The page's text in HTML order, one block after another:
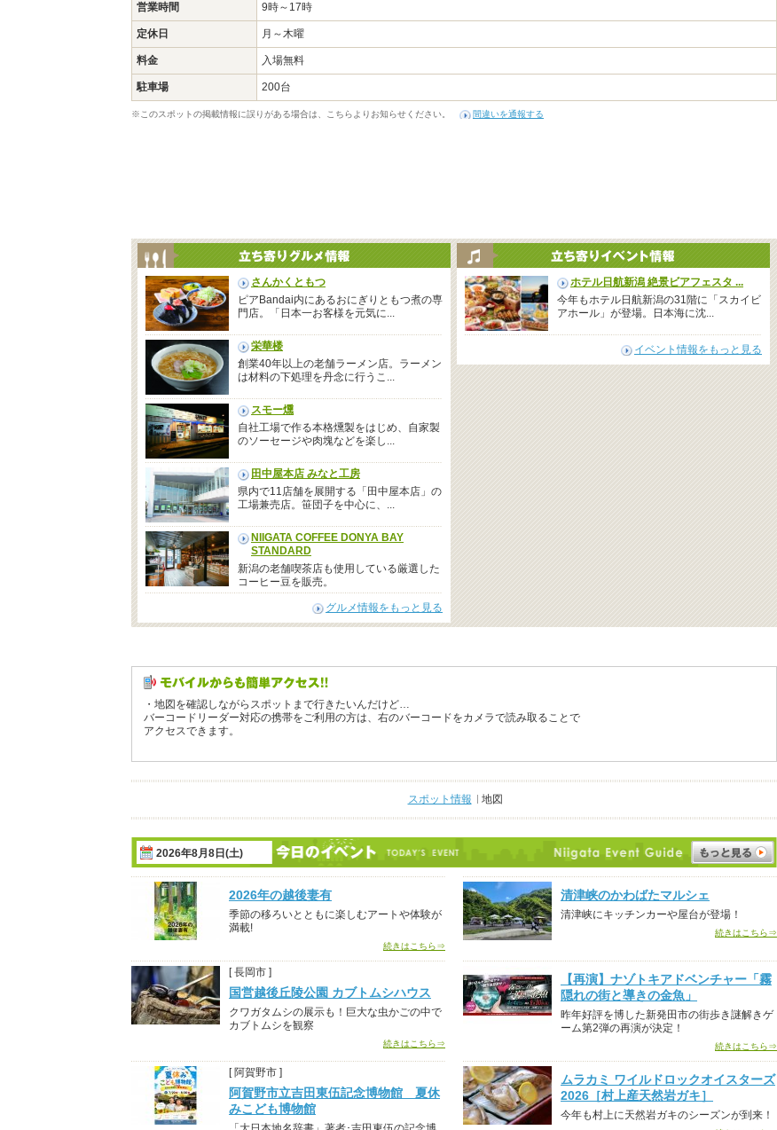
営業時間 9時～17時
定休日 月～木曜
料金 入場無料
駐車場 200台
※このスポットの掲載情報に誤りがある場合は、こちらよりお知らせください。 間違いを通報する
さんかくともつ
ピアBandai内にあるおにぎりともつ煮の専
門店。「日本一お客様を元気に...
栄華楼
創業40年以上の老舗ラーメン店。ラーメン
は材料の下処理を丹念に行うこ...
スモー燻
自社工場で作る本格燻製をはじめ、自家製
のソーセージや肉塊などを楽し...
田中屋本店 みなと工房
県内で11店舗を展開する「田中屋本店」の
工場兼売店。笹団子を中心に、...
NIIGATA COFFEE DONYA BAY
STANDARD
新潟の老舗喫茶店も使用している厳選した
コーヒー豆を販売。
グルメ情報をもっと見る
ホテル日航新潟 絶景ビアフェスタ ...
今年もホテル日航新潟の31階に「スカイビ
アホール」が登場。日本海に沈...
イベント情報をもっと見る
・地図を確認しながらスポットまで行きたいんだけど…
バーコードリーダー対応の携帯をご利用の方は、右のバーコードをカメラで読み取ることで
アクセスできます。
スポット情報 地図
2026年8月8日(土)
2026年の越後妻有
季節の移ろいとともに楽しむアートや体験が
満載!
続きはこちら⇒
清津峡のかわばたマルシェ
清津峡にキッチンカーや屋台が登場！
続きはこちら⇒
[ 長岡市 ]
国営越後丘陵公園 カブトムシハウス
クワガタムシの展示も！巨大な虫かごの中で
カブトムシを観察
続きはこちら⇒
【再演】ナゾトキアドベンチャー「霧
隠れの街と導きの金魚」
昨年好評を博した新発田市の街歩き謎解きゲ
ーム第2弾の再演が決定！
続きはこちら⇒
[ 阿賀野市 ]
阿賀野市立吉田東伍記念博物館 夏休
みこども博物館
ムラカミ ワイルドロックオイスターズ
2026［村上産天然岩ガキ］
今年も村上に天然岩ガキのシーズンが到来！